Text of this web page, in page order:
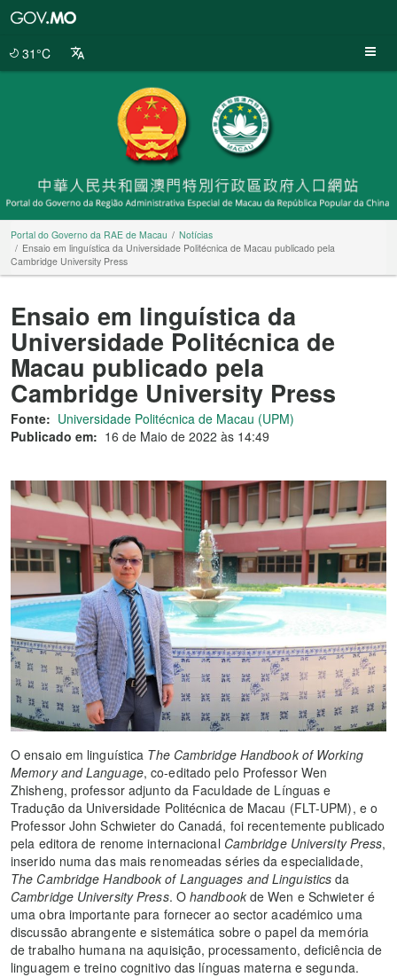
31°C
Portal do Governo da RAE de Macau
Notícias
Ensaio em linguística da Universidade Politécnica de Macau publicado pela
Cambridge University Press
Ensaio em linguística da
Universidade Politécnica de
Macau publicado pela
Cambridge University Press
Fonte: Universidade Politécnica de Macau (UPM)
Publicado em: 16 de Maio de 2022 às 14:49
O ensaio em linguística The Cambridge Handbook of Working
Memory and Language, co-editado pelo Professor Wen
Zhisheng, professor adjunto da Faculdade de Línguas e
Tradução da Universidade Politécnica de Macau (FLT-UPM), e o
Professor John Schwieter do Canadá, foi recentemente publicado
pela editora de renome internacional Cambridge University Press,
inserido numa das mais renomeadas séries da especialidade,
The Cambridge Handbook of Languages and Linguistics da
Cambridge University Press. Ohandbookde Wen e Schwieter é
uma obra importante para fornecer ao sector académico uma
discussão abrangente e sistemática sobre o papel da memória
de trabalho humana na aquisição, processamento, deficiência de
linguagem e treino cognitivo das línguas materna e segunda.